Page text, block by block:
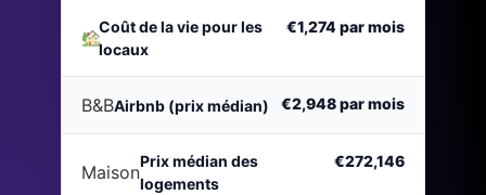
Coût de la vie pour les
locaux
€1,274par mois
B&BAirbnb (prix médian) €2,948par mois
Maison
Prix médian des
logements
€272,146